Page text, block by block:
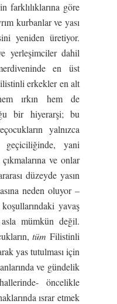
farklılıklarına göre
kurbanlar ve yası
yeniden üretiyor.
yerleşimciler dahil
en üst
erkekler en alt
ırkın hem de
bir hiyerarşi; bu
yalnızca
yani
ve onlar
düzeyde yasın
neden oluyor –
yavaş
mümkün değil.
tüm Filistinli
yas tutulması için
ve gündelik
öncelikle
ısrar etmek